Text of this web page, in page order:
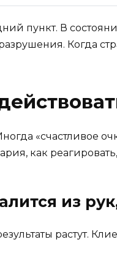
пункт. В
Когда
«счастливое
как
из
растут.